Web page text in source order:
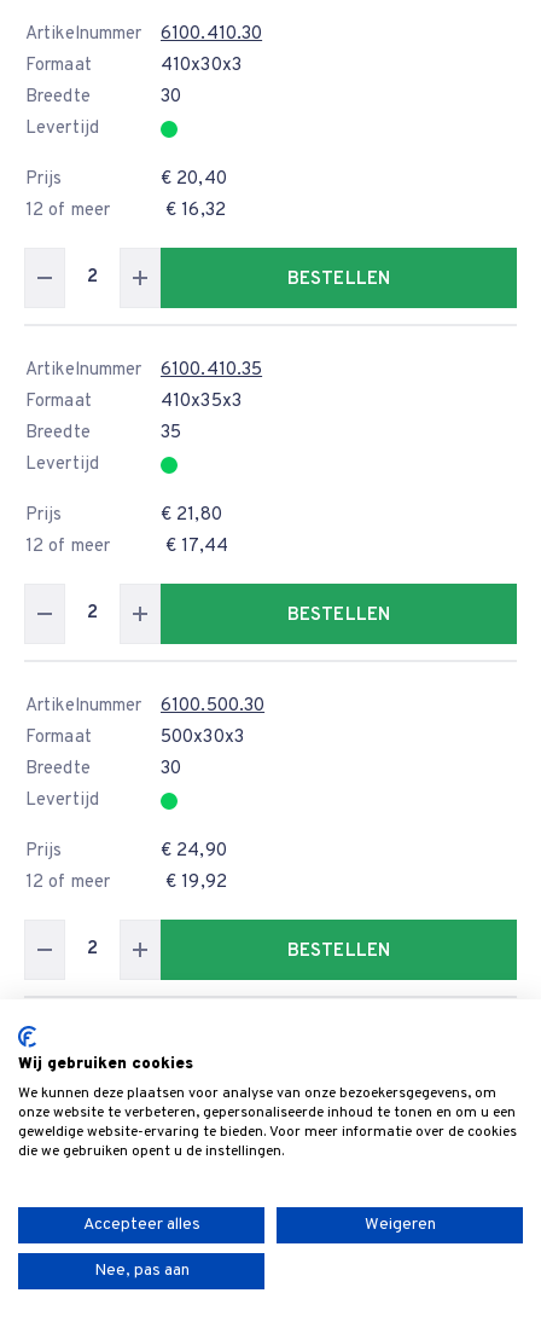
Artikelnummer
6100.410.30
Formaat
410x30x3
Breedte
30
Levertijd
Prijs
€ 20,40
12 of meer
€ 16,32
BESTELLEN
Artikelnummer
6100.410.35
Formaat
410x35x3
Breedte
35
Levertijd
Prijs
€ 21,80
12 of meer
€ 17,44
BESTELLEN
Artikelnummer
6100.500.30
Formaat
500x30x3
Breedte
30
Levertijd
Prijs
€ 24,90
12 of meer
€ 19,92
BESTELLEN
Artikelnummer
Formaat
500x35x3
Breedte
35
Levertijd
12 of meer
€ 21,28
Wij gebruiken cookies
We kunnen deze plaatsen voor analyse van onze bezoekersgegevens, om
onze website te verbeteren, gepersonaliseerde inhoud te tonen en om u een
geweldige website-ervaring te bieden. Voor meer informatie over de cookies
die we gebruiken opent u de instellingen.
Accepteer alles Weigeren
Nee, pas aan